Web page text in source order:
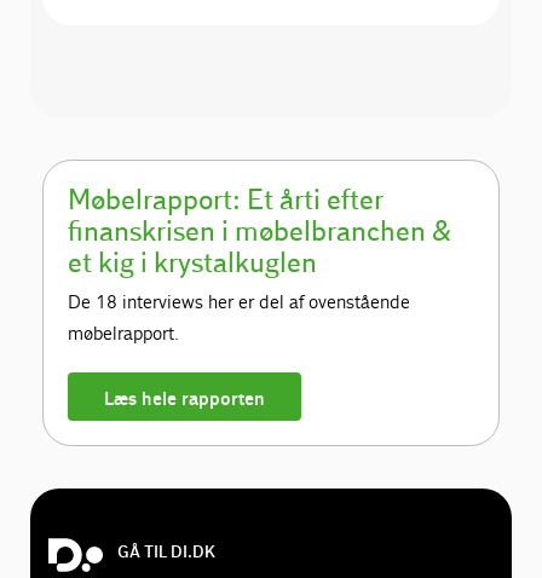
Møbelrapport: Et årti efter
finanskrisen i møbelbranchen &
et kig i krystalkuglen
De 18 interviews her er del af ovenstående
møbelrapport.
Læs hele rapporten
GÅ TIL DI.DK